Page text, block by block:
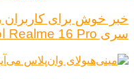
خبر خوش برای کاربران
سری Realme 16 Pro افزایش یافت